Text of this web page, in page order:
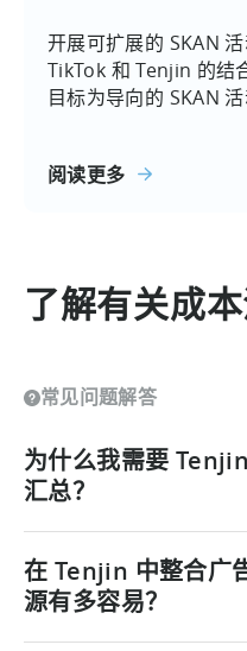
开展可扩展的 SKAN
TikTok 和 Tenjin 的结
目标为导向的 SKAN 活
阅读更多
了解有关成
常见问题解答
为什么我需要
汇总？
网络会以完全相同的方式
的指标各不相同，导致报
在 Tenjin 中整合广
源有多容易？